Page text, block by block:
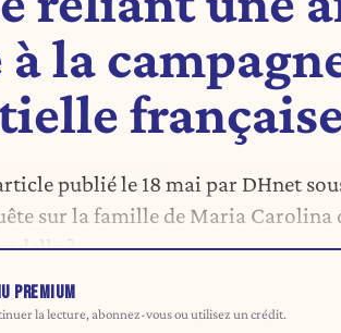
la
publié le 18 mai par DHnet
sur la famille de Maria
? »
PREMIUM
la lecture, abonnez-vous ou utilisez un crédit.